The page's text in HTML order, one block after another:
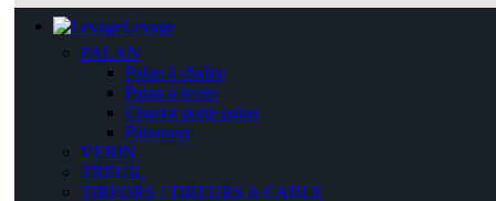
Levage
PALAN
Palan à chaîne
Palan à levier
Chariot porte palan
Palonnier
VERIN
TREUIL
TIRFORS / TIREURS A CABLE